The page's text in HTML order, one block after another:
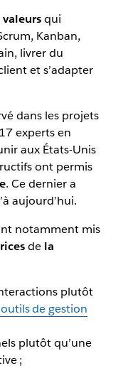
valeursqui
Kanban,
livrer du
et s’adapter
dans les projets
experts en
aux États-Unis
ont permis
. Ce dernier a
aujourd’hui.
notamment mis
de la
plutôt
de gestion
plutôt qu’une
;